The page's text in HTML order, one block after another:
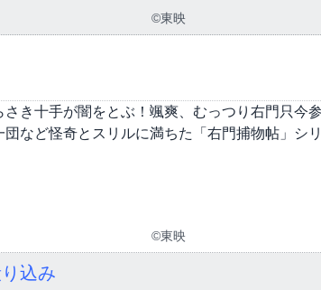
©東映
き十手が闇をとぶ！颯爽、むっつり右門只今
など怪奇とスリルに満ちた「右門捕物帖」シ
©東映
込み